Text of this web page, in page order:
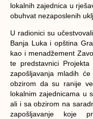
lokalnih zajednica u
obuhvat nezaposlenih
U radionici su
Banja Luka i opština
kao i menadžement
te predstavnici Projekta
zapošljavanja mladih
obzirom da su ranije
lokalnim zajednicama u
ali i sa obzirom na
zapošljavanje koje